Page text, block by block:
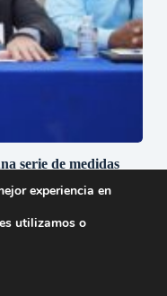
serie de medidas
Unidos
de
experiencia en
utilizamos o